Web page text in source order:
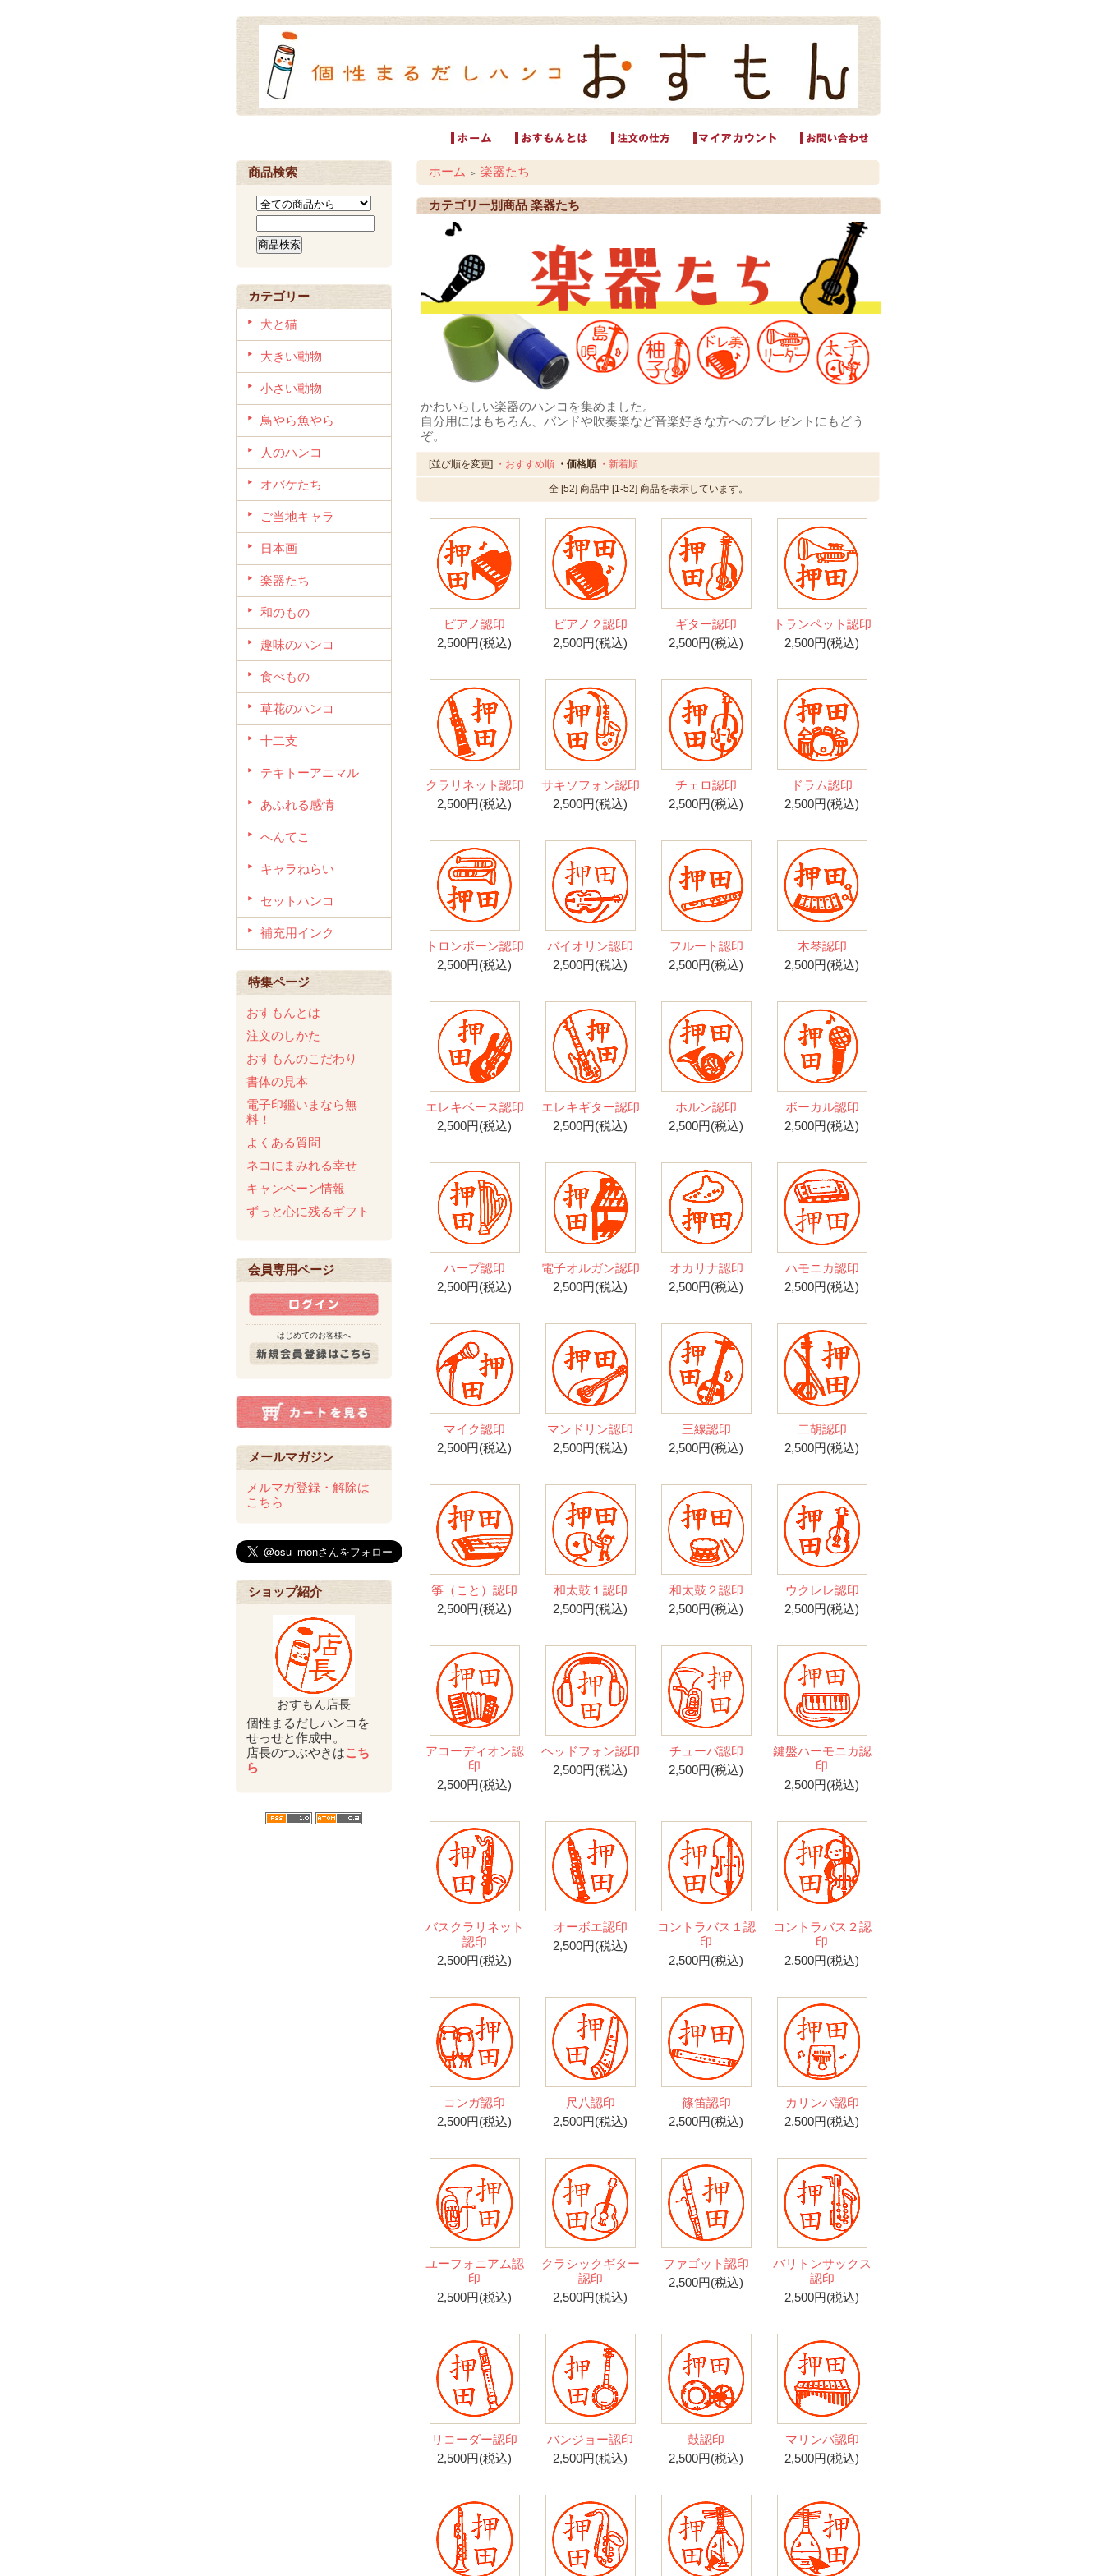
商品検索
カテゴリー
犬と猫
大きい動物
小さい動物
鳥やら魚やら
人のハンコ
オバケたち
ご当地キャラ
日本画
楽器たち
和のもの
趣味のハンコ
食べもの
草花のハンコ
十二支
テキトーアニマル
あふれる感情
へんてこ
キャラねらい
セットハンコ
補充用インク
特集ページ
おすもんとは
注文のしかた
おすもんのこだわり
書体の見本
電子印鑑いまなら無
料！
よくある質問
ネコにまみれる幸せ
キャンペーン情報
ずっと心に残るギフト
会員専用ページ
はじめてのお客様へ
メールマガジン
メルマガ登録・解除は
こちら
ショップ紹介
おすもん店長
個性まるだしハンコを
せっせと作成中。
店長のつぶやきはこち
ら
ホーム ＞ 楽器たち
カテゴリー別商品 楽器たち
かわいらしい楽器のハンコを集めました。
自分用にはもちろん、バンドや吹奏楽など音楽好きな方へのプレゼントにもどう
ぞ。
[並び順を変更] ・おすすめ順 ・価格順 ・新着順
全 [52] 商品中 [1-52] 商品を表示しています。
ピアノ認印
2,500円(税込)
ピアノ２認印
2,500円(税込)
ギター認印
2,500円(税込)
トランペット認印
2,500円(税込)
クラリネット認印
2,500円(税込)
サキソフォン認印
2,500円(税込)
チェロ認印
2,500円(税込)
ドラム認印
2,500円(税込)
トロンボーン認印
2,500円(税込)
バイオリン認印
2,500円(税込)
フルート認印
2,500円(税込)
木琴認印
2,500円(税込)
エレキベース認印
2,500円(税込)
エレキギター認印
2,500円(税込)
ホルン認印
2,500円(税込)
ボーカル認印
2,500円(税込)
ハープ認印
2,500円(税込)
電子オルガン認印
2,500円(税込)
オカリナ認印
2,500円(税込)
ハモニカ認印
2,500円(税込)
マイク認印
2,500円(税込)
マンドリン認印
2,500円(税込)
三線認印
2,500円(税込)
二胡認印
2,500円(税込)
筝（こと）認印
2,500円(税込)
和太鼓１認印
2,500円(税込)
和太鼓２認印
2,500円(税込)
ウクレレ認印
2,500円(税込)
アコーディオン認
印
2,500円(税込)
ヘッドフォン認印
2,500円(税込)
チューバ認印
2,500円(税込)
鍵盤ハーモニカ認
印
2,500円(税込)
バスクラリネット
認印
2,500円(税込)
オーボエ認印
2,500円(税込)
コントラバス１認
印
2,500円(税込)
コントラバス２認
印
2,500円(税込)
コンガ認印
2,500円(税込)
尺八認印
2,500円(税込)
篠笛認印
2,500円(税込)
カリンバ認印
2,500円(税込)
ユーフォニアム認
印
2,500円(税込)
クラシックギター
認印
2,500円(税込)
ファゴット認印
2,500円(税込)
バリトンサックス
認印
2,500円(税込)
リコーダー認印
2,500円(税込)
バンジョー認印
2,500円(税込)
鼓認印
2,500円(税込)
マリンバ認印
2,500円(税込)